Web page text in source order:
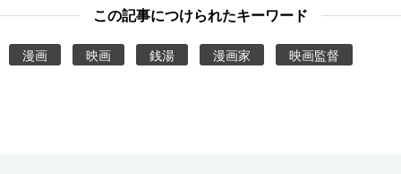
この記事につけられたキーワード
漫画 映画 銭湯 漫画家 映画監督